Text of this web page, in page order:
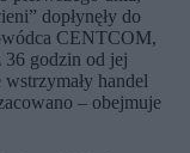
dopłynęły do
CENTCOM,
36 godzin od jej
handel
– obejmuje